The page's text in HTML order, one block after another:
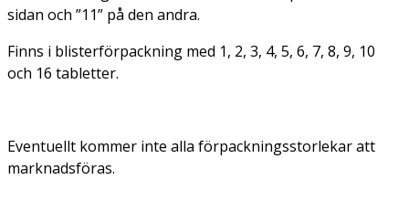
sidan och ”11” på den andra.
Finns i blisterförpackning med 1, 2, 3, 4, 5, 6, 7, 8, 9, 10
och 16 tabletter.
Eventuellt kommer inte alla förpackningsstorlekar att
marknadsföras.